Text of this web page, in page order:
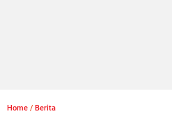
Home / Berita